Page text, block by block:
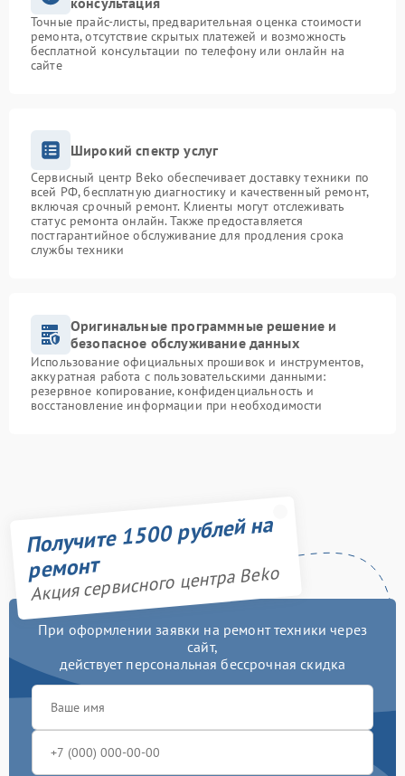
Точные прайс-листы, предварительная оценка стоимости
ремонта, отсутствие скрытых платежей и возможность
бесплатной консультации по телефону или онлайн на
сайте
Широкий спектр услуг
Сервисный центр Beko обеспечивает доставку техники по
всей РФ, бесплатную диагностику и качественный ремонт,
включая срочный ремонт. Клиенты могут отслеживать
статус ремонта онлайн. Также предоставляется
постгарантийное обслуживание для продления срока
службы техники
Оригинальные программные решение и
безопасное обслуживание данных
Использование официальных прошивок и инструментов,
аккуратная работа с пользовательскими данными:
резервное копирование, конфиденциальность и
восстановление информации при необходимости
Получите 1500 рублей на
ремонт
Акция сервисного центра Beko
При оформлении заявки на ремонт техники через
сайт,
действует персональная бессрочная скидка